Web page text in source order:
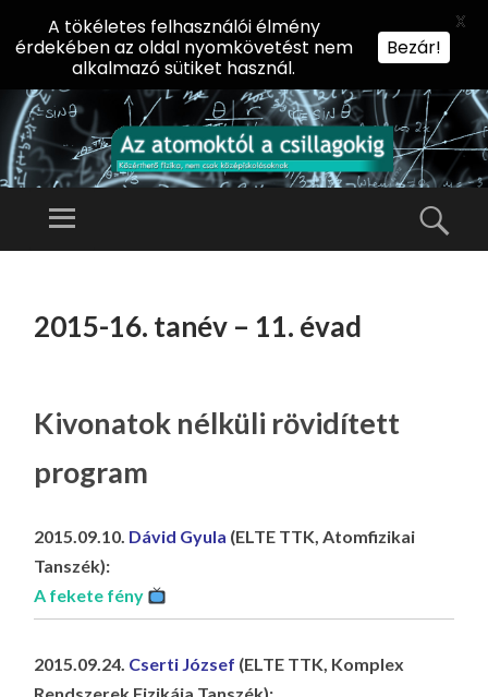
AZ
KT
A
G
Előadássorozat
Természettudományi
Menü
TARTALOMHOZ
2015-16. tanév – 11. évad
Kivonatok nélküli rövidített
program
2015.09.10. Dávid Gyula (ELTE TTK, Atomfizikai
Tanszék):
A fekete fény
2015.09.24. Cserti József (ELTE TTK, Komplex
A tökéletes felhasználói élmény
érdekében az oldal nyomkövetést nem
alkalmazó sütiket használ.
Bezár!
X